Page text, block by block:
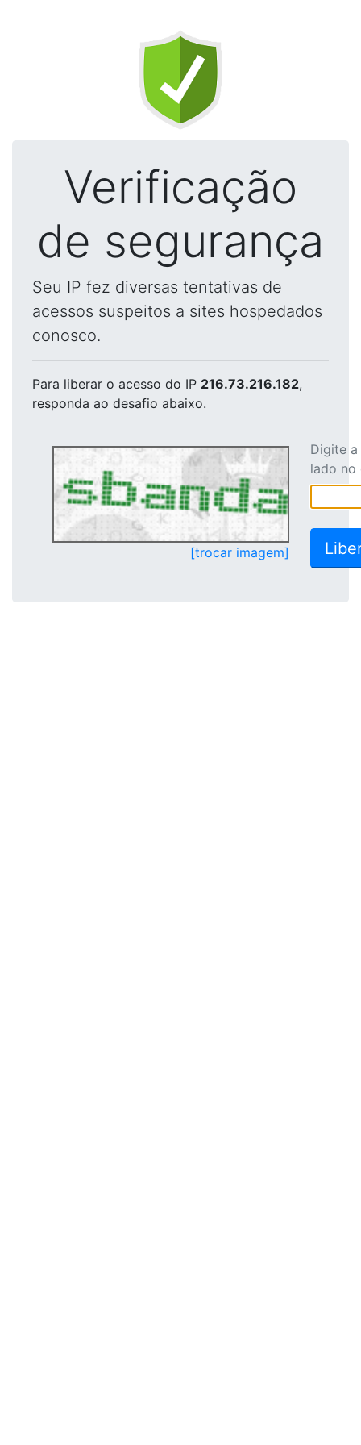
Verificação
de segurança
Seu IP fez diversas tentativas de
acessos suspeitos a sites hospedados
conosco.
Para liberar o acesso do IP 216.73.216.182,
responda ao desafio abaixo.
[trocar imagem]
Digite
lado no